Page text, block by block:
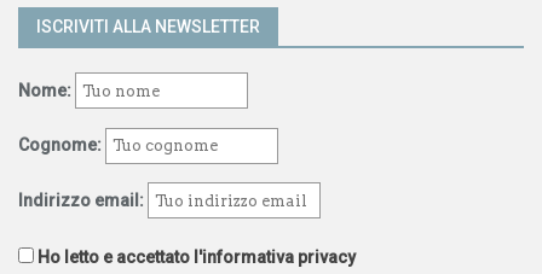
ISCRIVITI ALLA NEWSLETTER
Nome:
Cognome:
Indirizzo email:
Ho letto e accettato l'informativa privacy